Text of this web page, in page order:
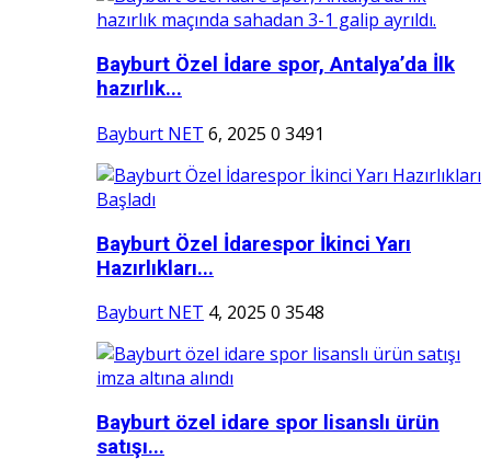
Bayburt Özel İdare spor, Antalya’da İlk
hazırlık...
Bayburt NET 6, 2025 0 3491
Bayburt Özel İdarespor İkinci Yarı
Hazırlıkları...
Bayburt NET 4, 2025 0 3548
Bayburt özel idare spor lisanslı ürün
satışı...